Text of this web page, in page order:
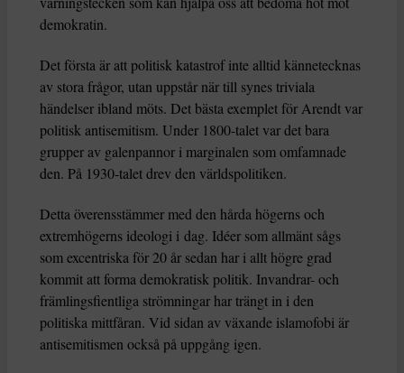
demokratin.
Det första är att politisk katastrof inte alltid kännetecknas
av stora frågor, utan uppstår när till synes triviala
händelser ibland möts. Det bästa exemplet för Arendt var
politisk antisemitism. Under 1800-talet var det bara
grupper av galenpannor i marginalen som omfamnade
den. På 1930-talet drev den världspolitiken.
Detta överensstämmer med den hårda högerns och
extremhögerns ideologi i dag. Idéer som allmänt sågs
som excentriska för 20 år sedan har i allt högre grad
kommit att forma demokratisk politik. Invandrar- och
främlingsfientliga strömningar har trängt in i den
politiska mittfåran. Vid sidan av växande islamofobi är
antisemitismen också på uppgång igen.